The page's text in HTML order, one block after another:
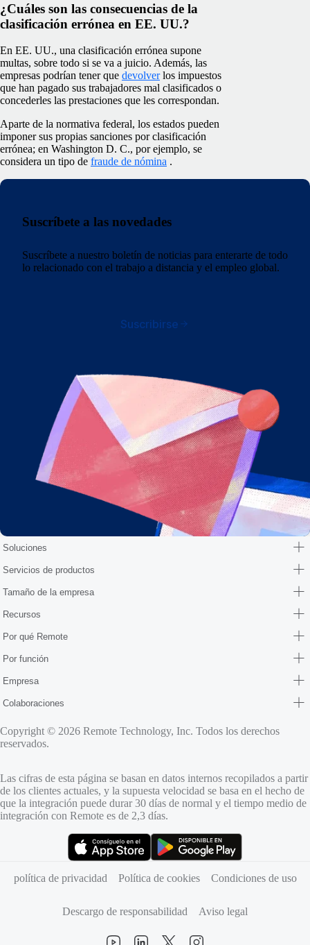
¿Cuáles son las consecuencias de la
clasificación errónea en EE. UU.?
En EE. UU., una clasificación errónea supone
multas, sobre todo si se va a juicio. Además, las
empresas podrían tener que devolverlos impuestos
que han pagado sus trabajadores mal clasificados o
concederles las prestaciones que les correspondan.
Aparte de la normativa federal, los estados pueden
imponer sus propias sanciones por clasificación
errónea; en Washington D. C., por ejemplo, se
considera un tipo de fraude de nómina .
Suscríbete a las novedades
Suscríbete a nuestro boletín de noticias para enterarte de todo
lo relacionado con el trabajo a distancia y el empleo global.
Suscribirse
Soluciones
Servicios de productos
Tamaño de la empresa
Recursos
Por qué Remote
Por función
Empresa
Colaboraciones
Copyright © 2026 Remote Technology, Inc. Todos los derechos
reservados.
Las cifras de esta página se basan en datos internos recopilados a partir
de los clientes actuales, y la supuesta velocidad se basa en el hecho de
que la integración puede durar 30 días de normal y el tiempo medio de
integración con Remote es de 2,3 días.
política de privacidad
Política de cookies Condiciones de uso
Descargo de responsabilidad Aviso legal